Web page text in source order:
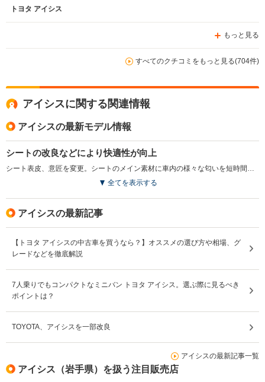
トヨタ アイシス
もっと見る
すべてのクチコミをもっと見る(704件)
アイシスに関する関連情報
アイシスの最新モデル情報
シートの改良などにより快適性が向上
シート表皮、意匠を変更。シートのメイン素材に車内の様々な匂いを短時間で吸収、分解する消臭機能が採用された。また、オート格納、リバース連動機能付電動格納式リモコンドアミラーや赤外線カット機能付スーパーUVカットガラス（フロントドア）の設定など、快適性、利便性が高められた（2016.4）
全てを表示する
アイシスの最新記事
【トヨタ アイシスの中古車を買うなら？】オススメの選び方や相場、グ
レードなどを徹底解説
7人乗りでもコンパクトなミニバン トヨタ アイシス。選ぶ際に見るべき
ポイントは？
TOYOTA、アイシスを一部改良
アイシスの最新記事一覧
アイシス（岩手県）を扱う注目販売店